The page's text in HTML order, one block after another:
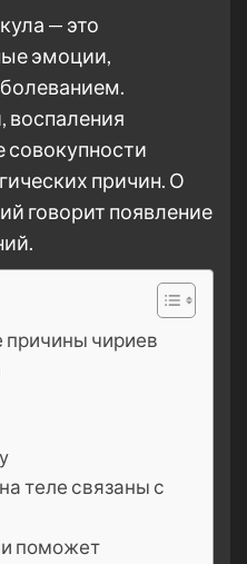
— это
эмоции,
воспаления
совокупности
причин. О
говорит появление
причины чириев
теле связаны с
поможет